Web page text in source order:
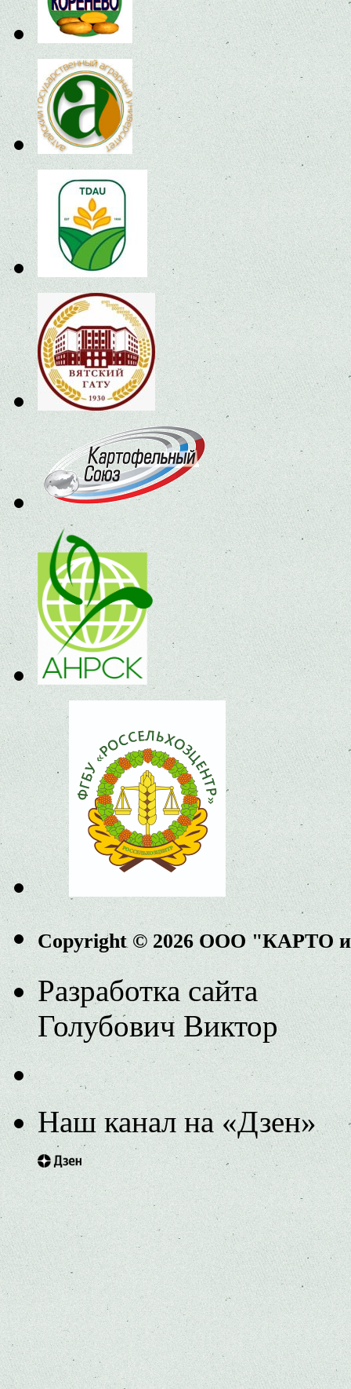
Copyright © 2026 ООО "КАРТО
Разработка сайта
Голубович Виктор
Наш канал на «Дзен»